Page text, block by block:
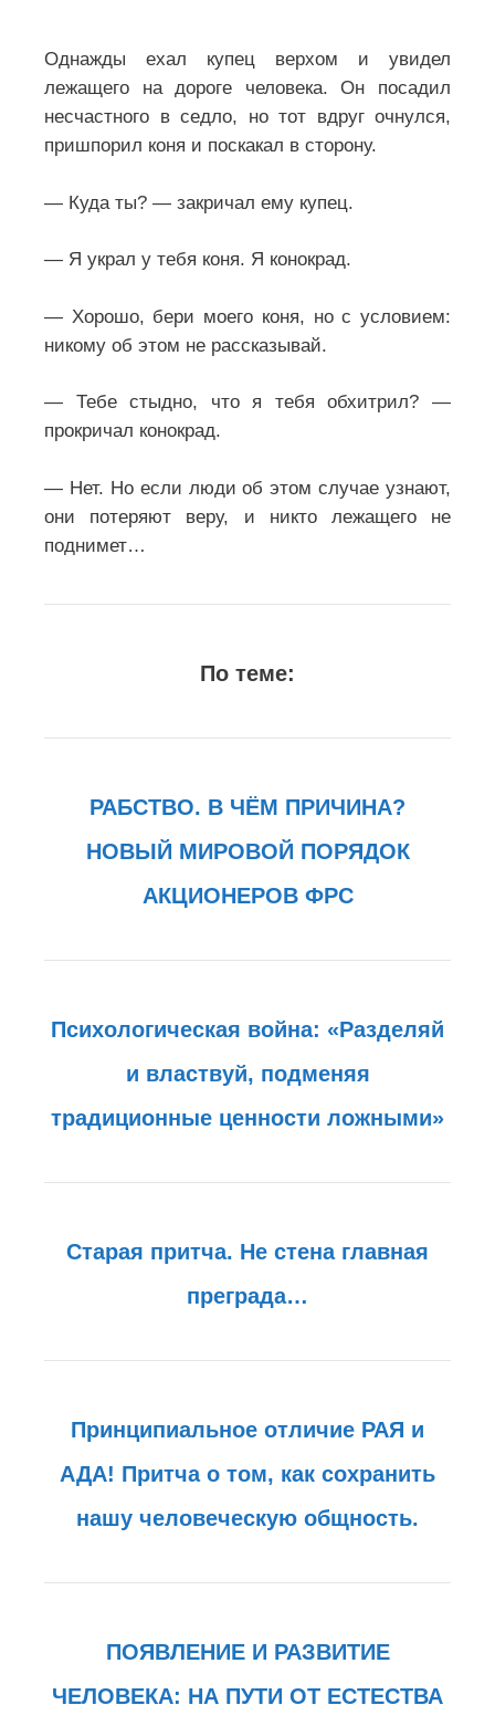
Однажды ехал купец верхом и увидел
лежащего на дороге человека.Он посадил
несчастного в седло, но тот вдруг очнулся,
пришпорил коня и поскакал в сторону.
— Куда ты? — закричал ему купец.
— Я украл у тебя коня. Я конокрад.
— Хорошо, бери моего коня, но с условием:
никому об этом не рассказывай.
— Тебе стыдно, что я тебя обхитрил? —
прокричал конокрад.
— Нет. Но если люди об этом случае узнают,
они потеряют веру, и никто лежащего не
поднимет…
По теме:
РАБСТВО. В ЧЁМ ПРИЧИНА?
НОВЫЙ МИРОВОЙ ПОРЯДОК
АКЦИОНЕРОВ ФРС
Психологическая война: «Разделяй
и властвуй, подменяя
традиционные ценности ложными»
Старая притча. Не стена главная
преграда…
Принципиальное отличие РАЯ и
АДА! Притча о том, как сохранить
нашу человеческую общность.
ПОЯВЛЕНИЕ И РАЗВИТИЕ
ЧЕЛОВЕКА: НА ПУТИ ОТ ЕСТЕСТВА